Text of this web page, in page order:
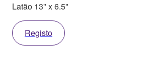
Latão 13" x 6.5"
Registo